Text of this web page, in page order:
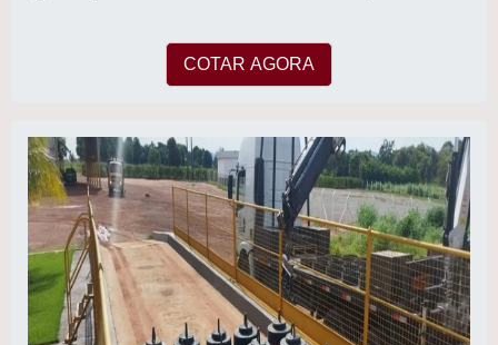
tipos de estabelecimentos do mercado
varejista, desde os de pequeno porte, até
como impressão de etiquetas e dados de
preço, elas garantem agilidade no
atendimento e controle de estoque. Entre os
benefícios estão a redução de erros de
pesagem, aumento da produtividade e
conformidade com as normas fiscais,
facilitando o processo operacional e de
gestão, trazendo agilidade e qualidade ao
seu negócio.
COTAR AGORA